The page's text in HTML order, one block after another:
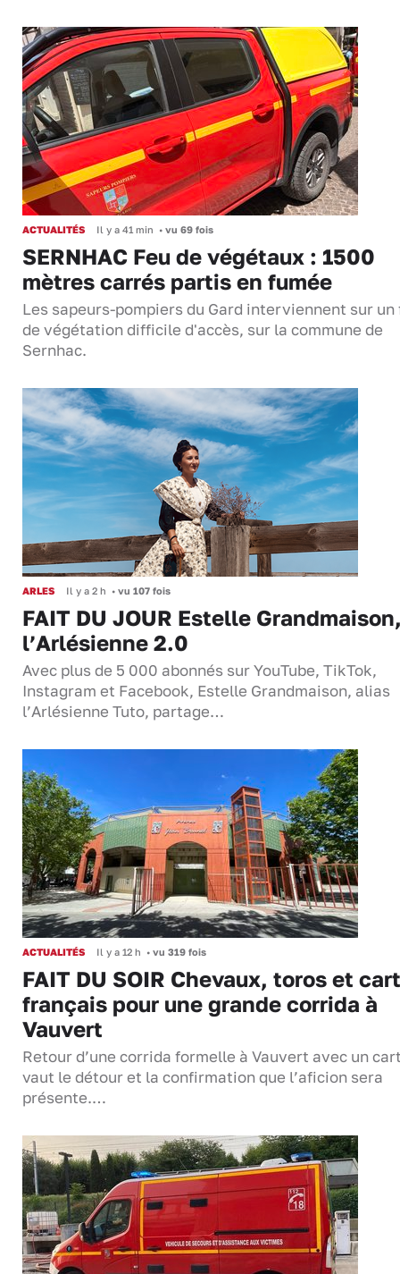
ACTUALITÉS Il y a 41 min • vu 69 fois
SERNHAC Feu de végétaux : 1500
mètres carrés partis en fumée
Les sapeurs-pompiers du Gard interviennent sur un
de végétation difficile d'accès, sur la commune de
Sernhac.
ARLES Il y a 2 h • vu 107 fois
FAIT DU JOUR Estelle
l’Arlésienne 2.0
Avec plus de 5 000 abonnés sur YouTube, TikTok,
Instagram et Facebook, Estelle Grandmaison, alias
l’Arlésienne Tuto, partage…
ACTUALITÉS Il y a 12 h • vu 319 fois
FAIT DU SOIR Chevaux, toros et
français pour une grande corrida à
Vauvert
Retour d’une corrida formelle à Vauvert avec un
vaut le détour et la confirmation que l’aficion sera
présente.…